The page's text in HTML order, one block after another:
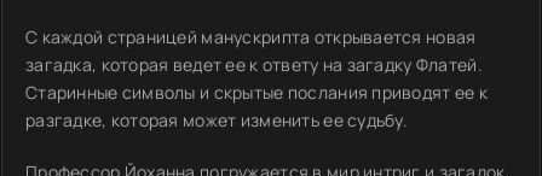
С каждой страницей манускрипта открывается новая
загадка, которая ведет ее к ответу на загадку Флатей.
Старинные символы и скрытые послания приводят ее к
разгадке, которая может изменить ее судьбу.